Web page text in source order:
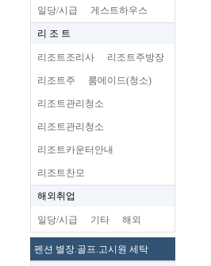
일당/시급 게스트하우스
리 조 트
리조트조리사 리조트주방장
리조트주 룸메이드(청소)
리조트관리청소
리조트관리청소
리조트카운터안내
리조트찬모
해외취업
일당/시급 기타 해외
펜션 별장.골프.고시원 세탁